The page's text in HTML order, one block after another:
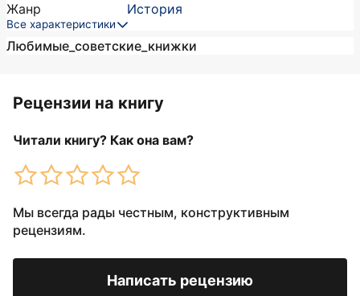
Жанр
История
Все характеристики
Любимые_советские_книжки
Рецензии на книгу
Читали книгу? Как она вам?
Мы всегда рады честным, конструктивным
рецензиям.
Написать рецензию